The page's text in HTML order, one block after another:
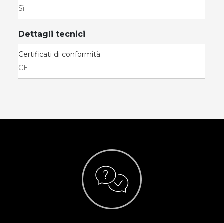
Sì
Dettagli tecnici
Certificati di conformità
CE